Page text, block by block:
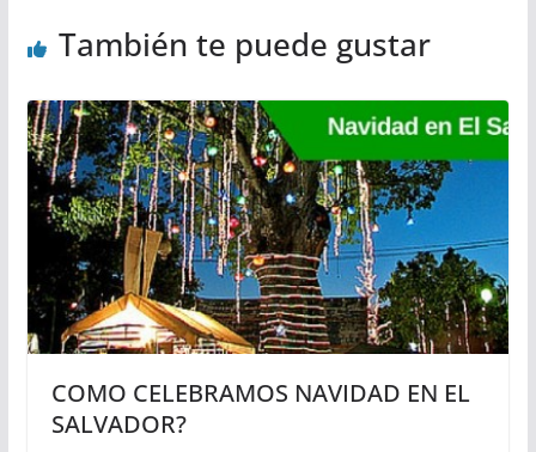
También te puede gustar
COMO CELEBRAMOS NAVIDAD EN EL
SALVADOR?